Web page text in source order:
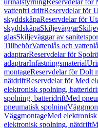
urinalstyrningReservdelar för
vattenfri driftReservdelar för
skyddskåpaReservdelar för
skyddskåpaSkiljeväggar
glasSkiljeväggar av
TillbehörVattenlås och
adaptrarReservdelar för
adaptrarInfästningsmaterial
montageReservdelar för Dolt
nätdriftReservdelar för Med
elektronisk spolning,
spolning, batteridriftMed
pneumatisk spolning
VäggmontageMed
elektronisk spolning, nätdrift